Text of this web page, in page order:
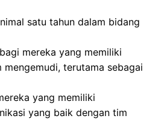
satu tahun dalam bidang
mereka yang memiliki
mengemudi, terutama sebagai
yang memiliki
yang baik dengan tim